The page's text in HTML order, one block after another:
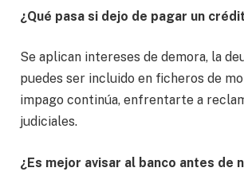
¿Qué pasa si dejo de pagar un
Se aplican intereses de demora, la
puedes ser incluido en ficheros de
impago continúa, enfrentarte a
judiciales.
¿Es mejor avisar al banco antes de